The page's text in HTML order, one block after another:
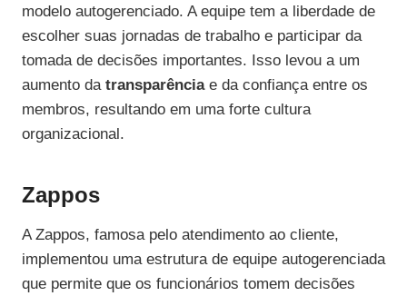
modelo autogerenciado. A equipe tem a liberdade de
escolher suas jornadas de trabalho e participar da
tomada de decisões importantes. Isso levou a um
aumento da transparênciae da confiança entre os
membros, resultando em uma forte cultura
organizacional.
Zappos
A Zappos, famosa pelo atendimento ao cliente,
implementou uma estrutura de equipe autogerenciada
que permite que os funcionários tomem decisões